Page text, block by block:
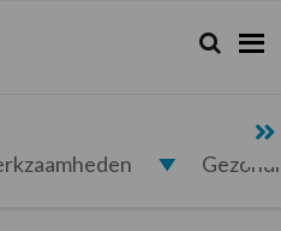
Zoeken...
Zoek